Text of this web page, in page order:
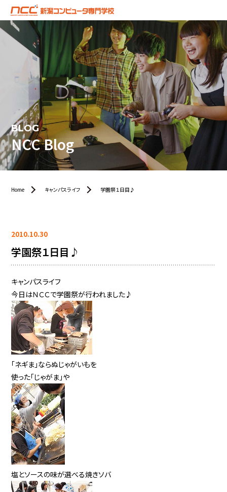
BLOG
NCC Blog
Home キャンパスライフ 学園祭１日目♪
2010.10.30
学園祭１日目♪
キャンパスライフ
今日はＮＣＣで学園祭が行われました♪
「ネギま」ならぬじゃがいもを
使った「じゃがま」や
塩とソースの味が選べる焼きソバ